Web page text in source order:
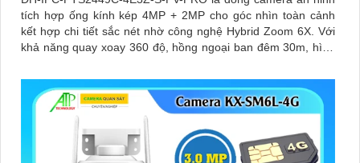
tích hợp ống kính kép 4MP + 2MP cho góc nhìn toàn cảnh
kết hợp chi tiết sắc nét nhờ công nghệ Hybrid Zoom 6X. Với
khả năng quay xoay 360 độ, hồng ngoại ban đêm 30m, hình
chiều mang đến trải nghiệm giám sát chủ động và chính xác